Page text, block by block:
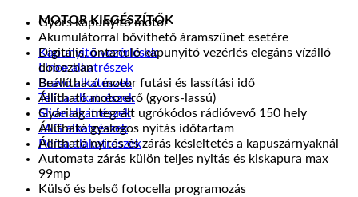
MOTOR KIEGÉSZÍTŐK
Kapunyitó vezérlések
Lince alkatrészek
Bravo alkatészek
Telica alkatrészek
Slide alkatrészek
JAG alkatrészek
Persa alakatrészek
Gyors kapunyitó motor
Akumulátorral bővíthető áramszünet esetére
Digitális, öntanuló kapunyitó vezérlés elegáns vízálló
dobozban
Beállítható motor futási és lassítási idő
Állítható motorerő (gyors-lassú)
Gyárilag integrált ugrókódos rádióvevő 150 hely
Állítható gyalogos nyitás időtartam
Állítható nyitás és zárás késleltetés a kapuszárnyaknál
Automata zárás külön teljes nyitás és kiskapura max
99mp
Külső és belső fotocella programozás